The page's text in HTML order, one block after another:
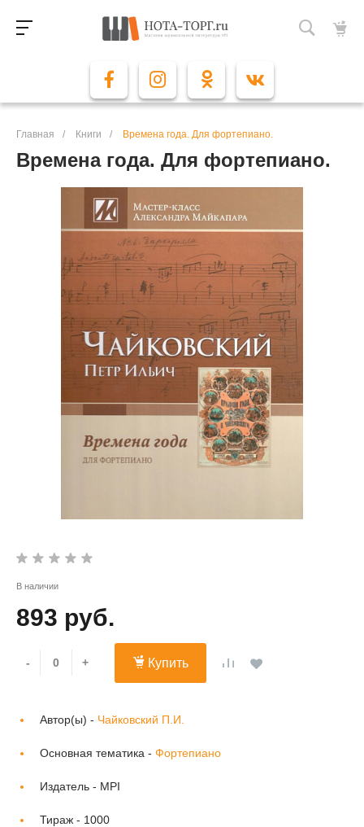
Главная / Книги / Времена года. Для фортепиано.
Времена года. Для фортепиано.
В наличии
893 руб.
- + Купить
Автор(ы) - Чайковский П.И.
Основная тематика - Фортепиано
Издатель - MPI
Тираж - 1000